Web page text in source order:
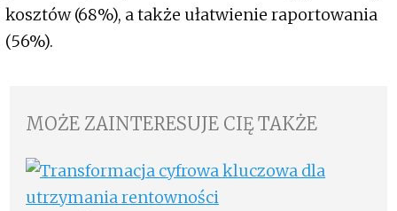
kosztów (68%), a także ułatwienie raportowania
(56%).
MOŻE ZAINTERESUJE CIĘ TAKŻE